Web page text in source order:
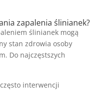
zapalenia ślinianek?
ślinianek mogą
stan zdrowia osoby
Do najczęstszych
interwencji